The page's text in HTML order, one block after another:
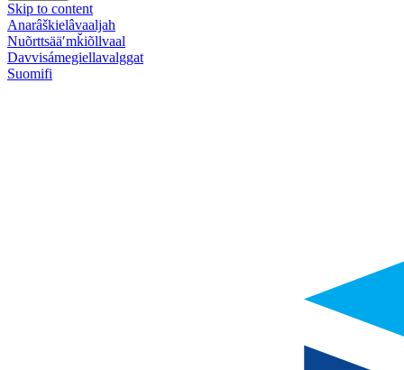
Skip to content
Anarâškielâvaaljah
Nuõrttsääʹmǩiõllvaal
Davvisámegiellavalggat
Suomifi